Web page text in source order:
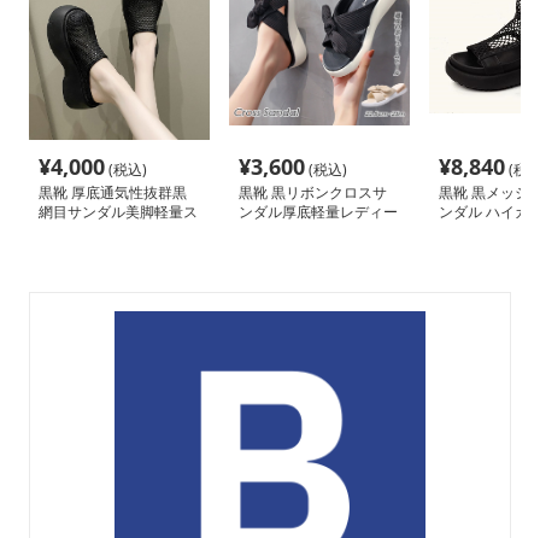
¥4,000(税込)
黒靴 厚底通気性抜群黒
網目サンダル美脚軽量ス
¥3,600(税込)
黒靴 黒リボンクロスサ
ンダル厚底軽量レディー
¥8,840(税
黒靴 黒メッシ
ンダル ハイカ